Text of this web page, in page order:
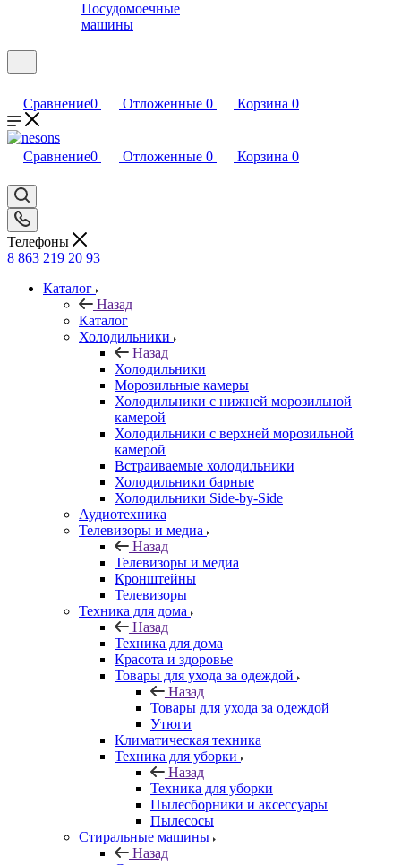
Посудомоечные
машины
Сравнение0 Отложенные 0 Корзина 0
Сравнение0 Отложенные 0 Корзина 0
Телефоны
8 863 219 20 93
Каталог
Назад
Каталог
Холодильники
Назад
Холодильники
Морозильные камеры
Холодильники с нижней морозильной
камерой
Холодильники с верхней морозильной
камерой
Встраиваемые холодильники
Холодильники барные
Холодильники Side-by-Side
Аудиотехника
Телевизоры и медиа
Назад
Телевизоры и медиа
Кронштейны
Телевизоры
Техника для дома
Назад
Техника для дома
Красота и здоровье
Товары для ухода за одеждой
Назад
Товары для ухода за одеждой
Утюги
Климатическая техника
Техника для уборки
Назад
Техника для уборки
Пылесборники и аксессуары
Пылесосы
Стиральные машины
Назад